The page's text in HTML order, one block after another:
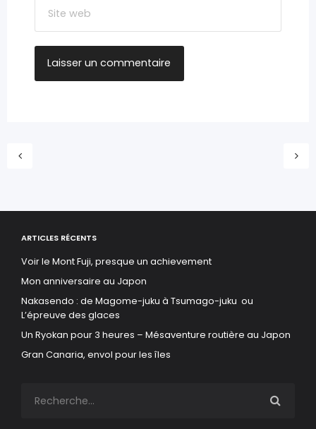
ARTICLES RÉCENTS
Voir le Mont Fuji, presque un achievement
Mon anniversaire au Japon
Nakasendo : de Magome-juku à Tsumago-juku ou
L’épreuve des glaces
Un Ryokan pour 3 heures – Mésaventure routière au Japon
Gran Canaria, envol pour les îles